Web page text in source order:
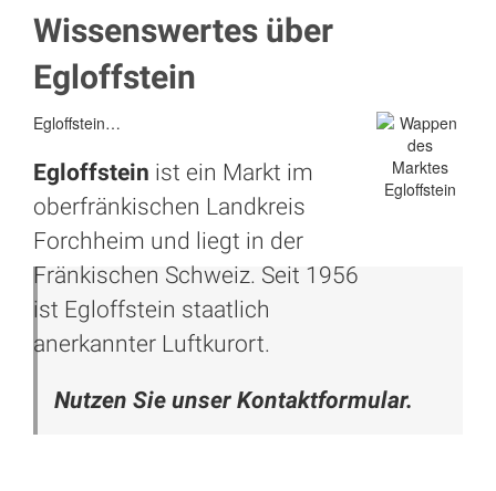
Wissenswertes über
Egloffstein
Egloffstein…
Egloffstein ist ein Markt im
oberfränkischen Landkreis
Forchheim und liegt in der
Fränkischen Schweiz. Seit 1956
ist Egloffstein staatlich
anerkannter Luftkurort.
Nutzen Sie unser Kontaktformular.